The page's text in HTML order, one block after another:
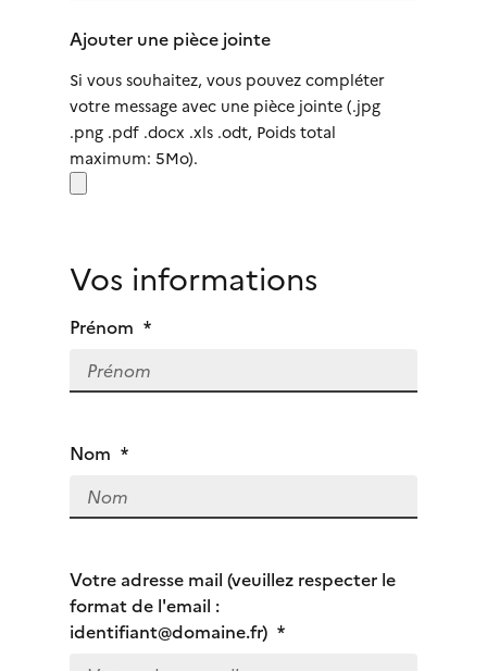
Ajouter une pièce jointe
Si vous souhaitez, vous pouvez compléter
votre message avec une pièce jointe (.jpg
.png .pdf .docx .xls .odt, Poids total
maximum: 5Mo).
Vos informations
Prénom *
Nom *
Votre adresse mail (veuillez respecter le
format de l'email :
identifiant@domaine.fr) *